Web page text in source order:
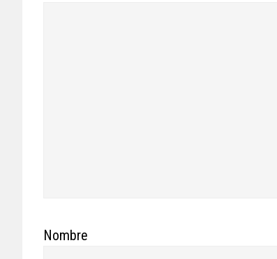
Nombre